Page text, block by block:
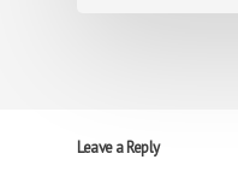
Leave a Reply